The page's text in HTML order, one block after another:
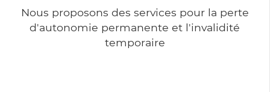
Nous proposons des services pour la perte
d'autonomie permanente et l'invalidité
temporaire